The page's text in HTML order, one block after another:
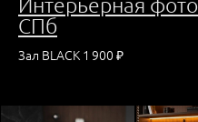
СПб
Зал BLACK 1 900 ₽